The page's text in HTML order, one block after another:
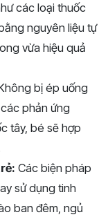
các loại thuốc
nguyên liệu tự
vừa hiệu quả
bị ép uống
phản ứng
tây, bé sẽ hợp
Các biện pháp
sử dụng tinh
ban đêm, ngủ